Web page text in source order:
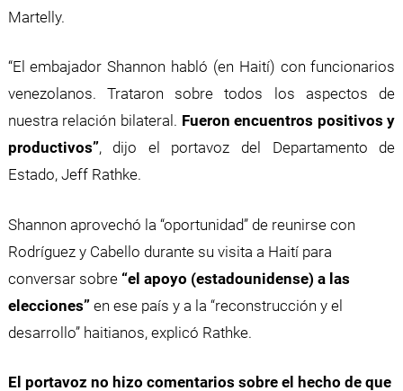
Martelly.
“El embajador Shannon habló (en Haití) con funcionarios
venezolanos. Trataron sobre todos los aspectos de
nuestra relación bilateral. Fueron encuentros positivos y
productivos”, dijo el portavoz del Departamento de
Estado, Jeff Rathke.
Shannon aprovechó la “oportunidad” de reunirse con
Rodríguez y Cabello durante su visita a Haití para
conversar sobre “el apoyo (estadounidense) a las
elecciones”en ese país y a la “reconstrucción y el
desarrollo” haitianos, explicó Rathke.
El portavoz no hizo comentarios sobre el hecho de que